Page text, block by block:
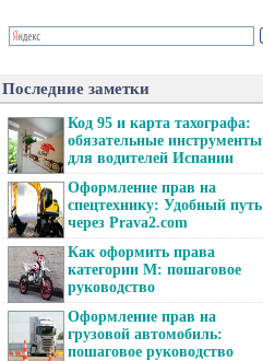
Последние заметки
Код 95 и карта тахографа:
обязательные инструменты
для водителей Испании
Оформление прав на
спецтехнику: Удобный путь
через Prava2.com
Как оформить права
категории М: пошаговое
руководство
Оформление прав на
грузовой автомобиль:
пошаговое руководство